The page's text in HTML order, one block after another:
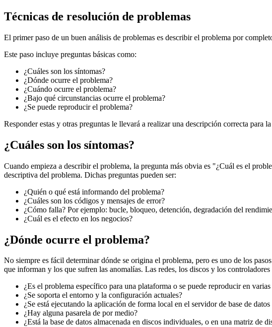
Técnicas de resolución de problemas
El primer paso de un buen análisis de problemas es describir el problema por
Este paso incluye preguntas básicas como:
¿Cuáles son los síntomas?
¿Dónde ocurre el problema?
¿Cuándo ocurre el problema?
¿Bajo qué circunstancias ocurre el problema?
¿Se puede reproducir el problema?
Responder estas y otras preguntas le llevará a realizar una descripción correcta
¿Cuáles son los síntomas?
Cuando empieza a describir el problema, la pregunta más obvia es "¿Cuál es el
descriptiva del problema. Dichas preguntas pueden ser:
¿Quién o qué está informando del problema?
¿Cuáles son los códigos y mensajes de error?
¿Cómo falla? Por ejemplo: bucle, bloqueo, detención, degradación del
¿Cuál es el efecto en los negocios?
¿Dónde ocurre el problema?
No siempre es fácil determinar dónde se origina el problema, pero es uno de los
que informan y los que sufren las anomalías. Las redes, los discos y los
¿Es el problema específico para una plataforma o se puede reproducir en
¿Se soporta el entorno y la configuración actuales?
¿Se está ejecutando la aplicación de forma local en el servidor de base de
¿Hay alguna pasarela de por medio?
¿Está la base de datos almacenada en discos individuales, o en una matriz de